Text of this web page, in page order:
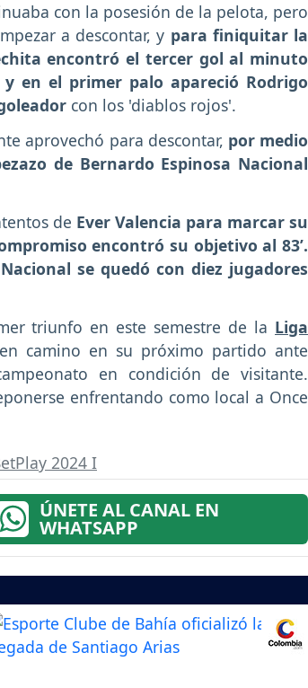
con la posesión de la pelota, pero
a descontar, y para finiquitar la
encontró el tercer gol al minuto
en el primer palo apareció Rodrigo
con los 'diablos rojos'.
aprovechó para descontar, por medio
de Bernardo Espinosa Nacional
de Ever Valencia para marcar su
encontró su objetivo al 83’.
se quedó con diez jugadores
triunfo en este semestre de la Liga
camino en su próximo partido ante
en condición de visitante.
enfrentando como local a Once
2024 I
ÚNETE AL CANAL EN
WHATSAPP